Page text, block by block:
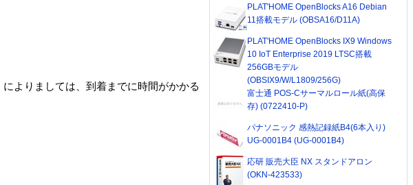
よりましては、到着までに時間がかかる
PLAT'HOME OpenBlocks A16 Debian
11搭載モデル (OBSA16/D11A)
PLAT'HOME OpenBlocks IX9 Windows
10 IoT Enterprise 2019 LTSC搭載
256GBモデル
(OBSIX9/W/L1809/256G)
富士通 POS-Cサーマルロール紙(高保
存) (0722410-P)
パナソニック 感熱記録紙B4(6本入り)
UG-0001B4 (UG-0001B4)
応研 販売大臣 NX スタンドアロン
(OKN-423533)